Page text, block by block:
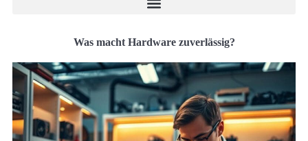
Was macht Hardware zuverlässig?